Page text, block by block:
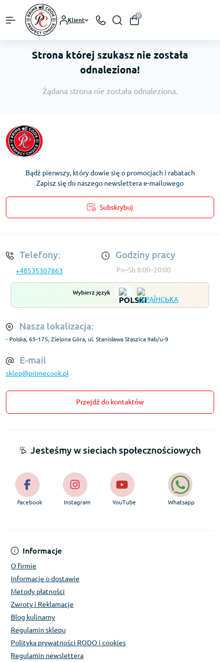
Klient
0
Strona której szukasz nie została
odnaleziona!
Żądana strona nie została odnaleziona.
Bądź pierwszy, który dowie się o promocjach i rabatach
Zapisz się do naszego newslettera e-mailowego
Subskrybuj
Telefony:
+48535307863
Godziny pracy
Pn–Sb 8:00–20:00
Wybierz język
Nasza lokalizacja:
- Polska, 65-175, Zielona Góra, ul. Stanisława Staszica 9ab/u-9
E-mail
sklep@primecook.pl
Przejdź do kontaktów
Informacje
O firmie
Informacje o dostawie
Metody płatności
Zwroty i Reklamacje
Blog kulinarny
Regulamin sklepu
Polityka prywatności RODO i cookies
Regulamin newslettera
Jesteśmy w sieciach społecznościowych
Facebook Instagram YouTube Whatsapp